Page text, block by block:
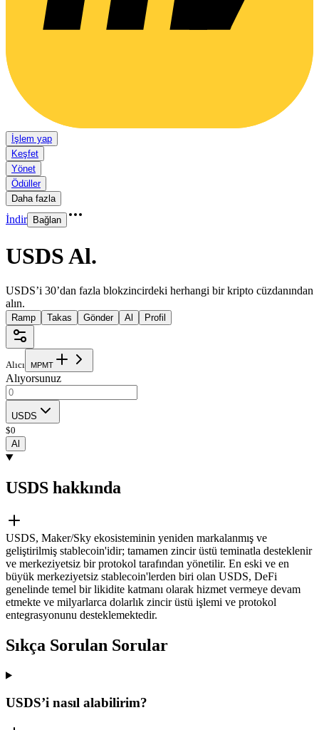
İşlem yap
Keşfet
Yönet
Ödüller
Daha fazla
İndir Bağlan
USDS Al.
USDS’i 30’dan fazla blokzincirdeki herhangi bir kripto cüzdanından
alın.
Ramp Takas Gönder Al Profil
Alıcı MPMT
Alıyorsunuz
USDS
$0
Al
USDS hakkında
USDS, Maker/Sky ekosisteminin yeniden markalanmış ve
geliştirilmiş stablecoin'idir; tamamen zincir üstü teminatla desteklenir
ve merkeziyetsiz bir protokol tarafından yönetilir. En eski ve en
büyük merkeziyetsiz stablecoin'lerden biri olan USDS, DeFi
genelinde temel bir likidite katmanı olarak hizmet vermeye devam
etmekte ve milyarlarca dolarlık zincir üstü işlemi ve protokol
entegrasyonunu desteklemektedir.
Sıkça Sorulan Sorular
USDS’i nasıl alabilirim?